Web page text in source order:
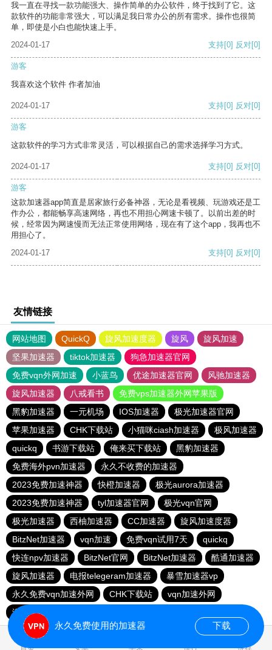
我一直在寻找一款功能强大、操作简单的办公软件，终于找到了它。这
款软件的功能非常强大，可以满足我日常办公的所有需求。操作也很简
单，即使是小白也能快速上手。
2024-01-17
支持[0] 反对[0]
游客
我喜欢这个软件 作者加油
2024-01-17 支持[0] 反对[0]
游客
这款软件的学习方式非常灵活，可以根据自己的需求选择学习方式。
2024-01-17 支持[0] 反对[0]
游客
这款加速器app简直是居家旅行必备神器，无论是看视频、玩游戏还是工
作办公，都能畅享高速网络，再也不用担心网速卡顿了。以前出差的时
候，经常因为网速慢而无法正常使用网络，现在有了这个app，我再也不
用担心了。
2024-01-17
支持[0] 反对[0]
友情链接
网站地图 QuickQ 旋风加速度器 旋风
旋风加速
坚果加速器
tiktok加速器
狗急加速器官网
免费vqn外网加速
小蓝鸟 优途加速器官网
风驰加速器
旋风加速器
八戒看书
免费vps加速器外网苹果版
黑豹加速器
一元机场 IOS加速器
极光加速器官网
苹果加速器
CHK下载站 小猫咪ciash加速器
极风加速器
quickq
书游下载站 俺来买下载站
黑豹加速器
免费海外pvn加速器
永久不收费的加速器
2023免费加速神器
快橙加速器
极光aurora加速器
2023免费加速神器
tyl加速器官网
极光vqn官网
极光加速器
西柚加速器 CC加速器
旋风加速度器
BitzNet加速器
vqn加速 免费vqn试用7天
quickq
快连npv加速器
BitzNet官网 BitzNet加速器
酷通加速器
旋风加速器
电报telegeram加速器
暴雪加速器vp
永久免费vqn加速外网
CHK下载站
vqn加速外网
海鸥下载站
首页 安卓 苹果 排行 推荐
永久免费使用的加速器 下载
1.159303s